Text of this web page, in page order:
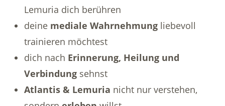
Lemuria dich berühren
deine mediale Wahrnehmung liebevoll
trainieren möchtest
dich nach Erinnerung, Heilung und
Verbindung sehnst
Atlantis & Lemuria nicht nur verstehen,